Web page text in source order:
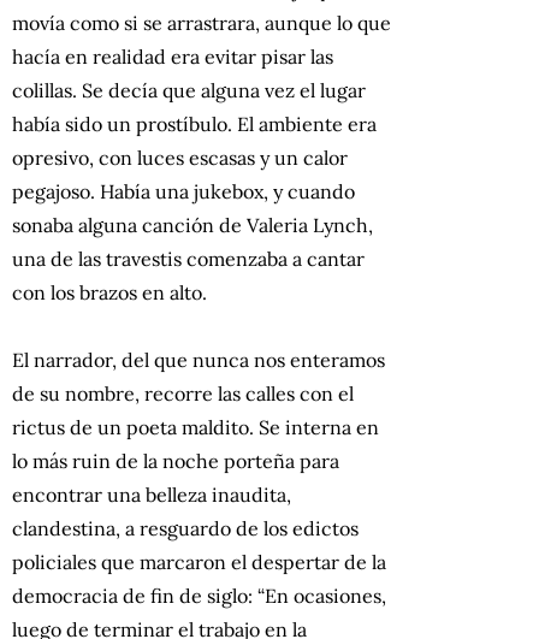
movía como si se arrastrara, aunque lo que
hacía en realidad era evitar pisar las
colillas. Se decía que alguna vez el lugar
había sido un prostíbulo. El ambiente era
opresivo, con luces escasas y un calor
pegajoso. Había una jukebox, y cuando
sonaba alguna canción de Valeria Lynch,
una de las travestis comenzaba a cantar
con los brazos en alto.
El narrador, del que nunca nos enteramos
de su nombre, recorre las calles con el
rictus de un poeta maldito. Se interna en
lo más ruin de la noche porteña para
encontrar una belleza inaudita,
clandestina, a resguardo de los edictos
policiales que marcaron el despertar de la
democracia de fin de siglo: “En ocasiones,
luego de terminar el trabajo en la